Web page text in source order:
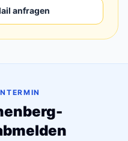
anfragen